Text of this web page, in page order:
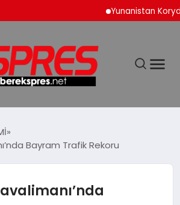
Yunanistan
Bayram Trafik Rekoru